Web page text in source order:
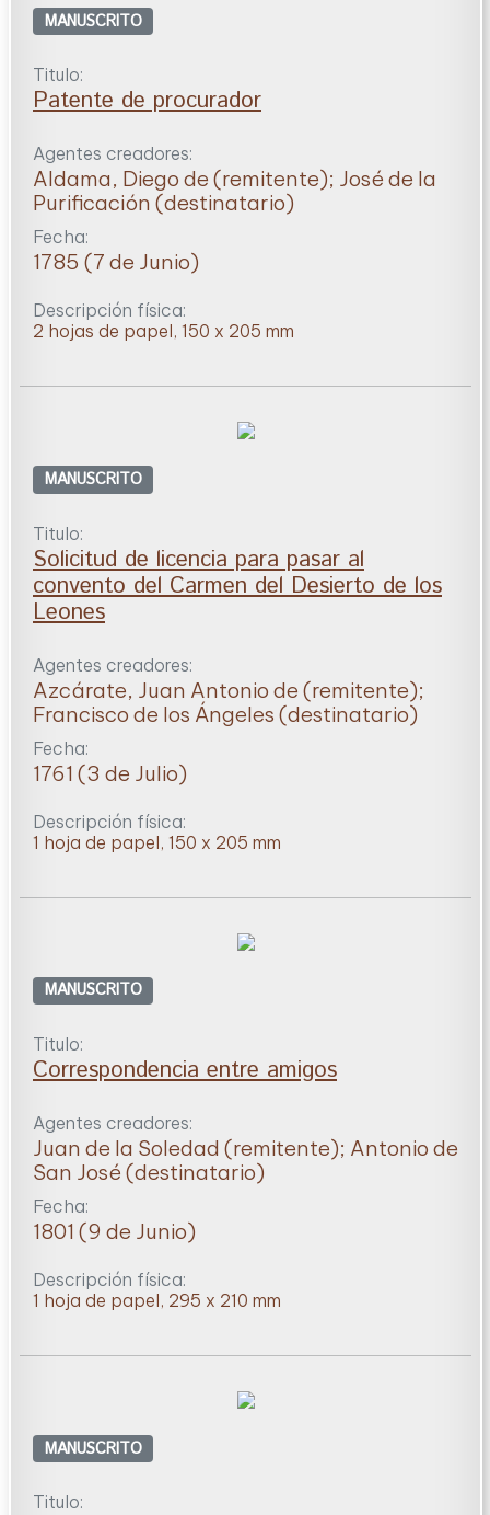
MANUSCRITO
Titulo:
Patente de procurador
Agentes creadores:
Aldama, Diego de (remitente); José de la
Purificación (destinatario)
Fecha:
1785 (7 de Junio)
Descripción física:
2 hojas de papel, 150 x 205 mm
MANUSCRITO
Titulo:
Solicitud de licencia para pasar al
convento del Carmen del Desierto de los
Leones
Agentes creadores:
Azcárate, Juan Antonio de (remitente);
Francisco de los Ángeles (destinatario)
Fecha:
1761 (3 de Julio)
Descripción física:
1 hoja de papel, 150 x 205 mm
MANUSCRITO
Titulo:
Correspondencia entre amigos
Agentes creadores:
Juan de la Soledad (remitente); Antonio de
San José (destinatario)
Fecha:
1801 (9 de Junio)
Descripción física:
1 hoja de papel, 295 x 210 mm
MANUSCRITO
Titulo: